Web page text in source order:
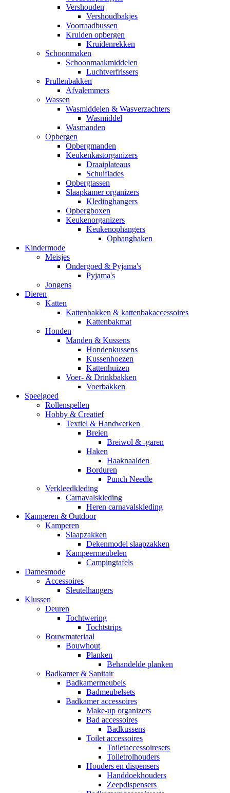
Vershouden
Vershoudbakjes
Voorraadbussen
Kruiden opbergen
Kruidenrekken
Schoonmaken
Schoonmaakmiddelen
Luchtverfrissers
Prullenbakken
Afvalemmers
Wassen
Wasmiddelen & Wasverzachters
Wasmiddel
Wasmanden
Opbergen
Opbergmanden
Keukenkastorganizers
Draaiplateaus
Schuiflades
Opbergtassen
Slaapkamer organizers
Kledinghangers
Opbergboxen
Keukenorganizers
Keukenophangers
Ophanghaken
Kindermode
Meisjes
Ondergoed & Pyjama's
Pyjama's
Jongens
Dieren
Katten
Kattenbakken & kattenbakaccessoires
Kattenbakmat
Honden
Manden & Kussens
Hondenkussens
Kussenhoezen
Kattenhuizen
Voer- & Drinkbakken
Voerbakken
Speelgoed
Rollenspellen
Hobby & Creatief
Textiel & Handwerken
Breien
Breiwol & -garen
Haken
Haaknaalden
Borduren
Punch Needle
Verkleedkleding
Carnavalskleding
Heren carnavalskleding
Kamperen & Outdoor
Kamperen
Slaapzakken
Dekenmodel slaapzakken
Kampeermeubelen
Campingtafels
Damesmode
Accessoires
Sleutelhangers
Klussen
Deuren
Tochtwering
Tochtstrips
Bouwmateriaal
Bouwhout
Planken
Behandelde planken
Badkamer & Sanitair
Badkamermeubels
Badmeubelsets
Badkamer accessoires
Make-up organizers
Bad accessoires
Badkussens
Toilet accessoires
Toiletaccessoiresets
Toiletrolhouders
Houders en dispensers
Handdoekhouders
Zeepdispensers